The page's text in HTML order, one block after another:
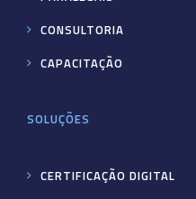
CONSULTORIA
CAPACITAÇÃO
SOLUÇÕES
CERTIFICAÇÃO DIGITAL